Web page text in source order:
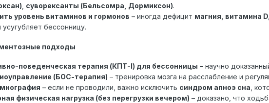
суворексанты (Бельсомра, Дормиксон).
уровень витаминов и гормонов – иногда дефицит магния, витамина
усугубляет бессонницу.
подходы
поведенческая терапия (КПТ-I) для бессонницы – научно
(БОС-терапия) – тренировка мозга на расслабление и
– если не проводили, важно исключить синдром апноэ сна,
физическая нагрузка (без перегрузки вечером) – доказано, что